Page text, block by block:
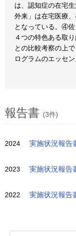
は、認知症の在宅
外来」は在宅医療
となっている。④佐
４つの特色ある取
との比較考察の上
ログラムのエッセ
報告書 (3件)
2024 実施状況報告
2023 実施状況報告
2022 実施状況報告